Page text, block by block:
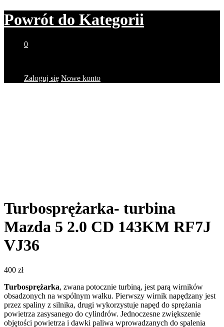
Powrót do Kategorii
0
Zaloguj się Nowe konto
Turbosprężarka- turbina
Mazda 5 2.0 CD 143KM RF7J
VJ36
400 zł
Turbosprężarka, zwana potocznie turbiną, jest parą wirników
obsadzonych na wspólnym wałku. Pierwszy wirnik napędzany jest
przez spaliny z silnika, drugi wykorzystuje napęd do sprężania
powietrza zasysanego do cylindrów. Jednoczesne zwiększenie
objętości powietrza i dawki paliwa wprowadzanych do spalenia